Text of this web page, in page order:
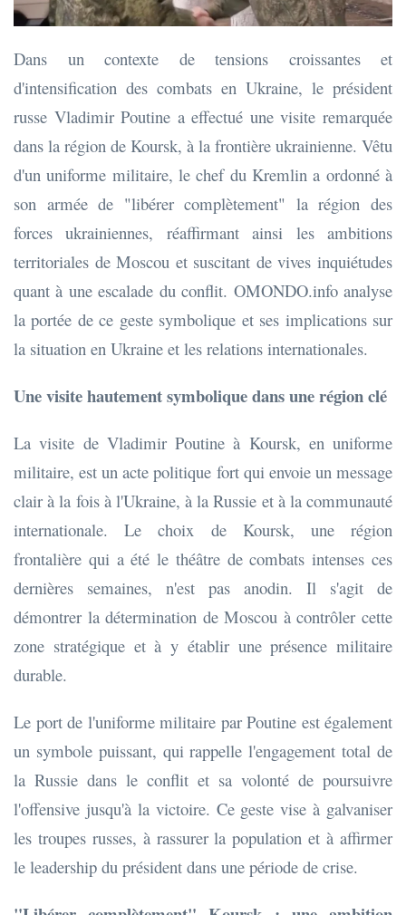
Dans un contexte de tensions croissantes et
d'intensification des combats en Ukraine, le président
russe Vladimir Poutine a effectué une visite remarquée
dans la région de Koursk, à la frontière ukrainienne. Vêtu
d'un uniforme militaire, le chef du Kremlin a ordonné à
son armée de "libérer complètement" la région des
forces ukrainiennes, réaffirmant ainsi les ambitions
territoriales de Moscou et suscitant de vives inquiétudes
quant à une escalade du conflit. OMONDO.info analyse
la portée de ce geste symbolique et ses implications sur
la situation en Ukraine et les relations internationales.
Une visite hautement symbolique dans une région clé
La visite de Vladimir Poutine à Koursk, en uniforme
militaire, est un acte politique fort qui envoie un message
clair à la fois à l'Ukraine, à la Russie et à la communauté
internationale. Le choix de Koursk, une région
frontalière qui a été le théâtre de combats intenses ces
dernières semaines, n'est pas anodin. Il s'agit de
démontrer la détermination de Moscou à contrôler cette
zone stratégique et à y établir une présence militaire
durable.
Le port de l'uniforme militaire par Poutine est également
un symbole puissant, qui rappelle l'engagement total de
la Russie dans le conflit et sa volonté de poursuivre
l'offensive jusqu'à la victoire. Ce geste vise à galvaniser
les troupes russes, à rassurer la population et à affirmer
le leadership du président dans une période de crise.